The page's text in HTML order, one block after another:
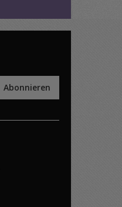
Abonnieren